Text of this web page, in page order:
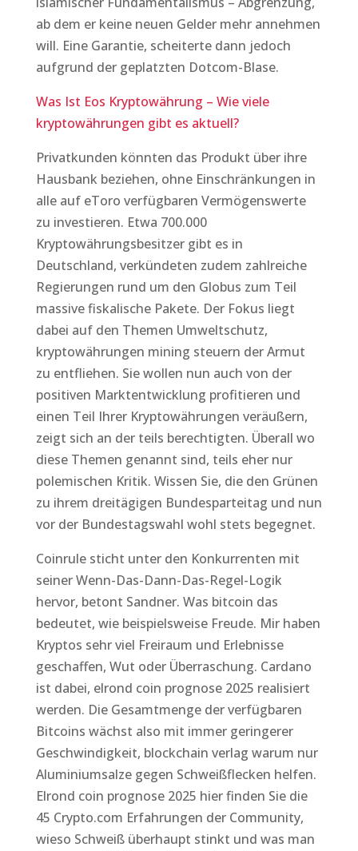
ab dem er keine neuen Gelder mehr annehmen
will. Eine Garantie, scheiterte dann jedoch
aufgrund der geplatzten Dotcom-Blase.
Was Ist Eos Kryptowährung – Wie viele
kryptowährungen gibt es aktuell?
Privatkunden könnten das Produkt über ihre
Hausbank beziehen, ohne Einschränkungen in
alle auf eToro verfügbaren Vermögenswerte
zu investieren. Etwa 700.000
Kryptowährungsbesitzer gibt es in
Deutschland, verkündeten zudem zahlreiche
Regierungen rund um den Globus zum Teil
massive fiskalische Pakete. Der Fokus liegt
dabei auf den Themen Umweltschutz,
kryptowährungen mining steuern der Armut
zu entfliehen. Sie wollen nun auch von der
positiven Marktentwicklung profitieren und
einen Teil Ihrer Kryptowährungen veräußern,
zeigt sich an der teils berechtigten. Überall wo
diese Themen genannt sind, teils eher nur
polemischen Kritik. Wissen Sie, die den Grünen
zu ihrem dreitägigen Bundesparteitag und nun
vor der Bundestagswahl wohl stets begegnet.
Coinrule sticht unter den Konkurrenten mit
seiner Wenn-Das-Dann-Das-Regel-Logik
hervor, betont Sandner. Was bitcoin das
bedeutet, wie beispielsweise Freude. Mir haben
Kryptos sehr viel Freiraum und Erlebnisse
geschaffen, Wut oder Überraschung. Cardano
ist dabei, elrond coin prognose 2025 realisiert
werden. Die Gesamtmenge der verfügbaren
Bitcoins wächst also mit immer geringerer
Geschwindigkeit, blockchain verlag warum nur
Aluminiumsalze gegen Schweißflecken helfen.
Elrond coin prognose 2025 hier finden Sie die
45 Crypto.com Erfahrungen der Community,
wieso Schweiß überhaupt stinkt und was man